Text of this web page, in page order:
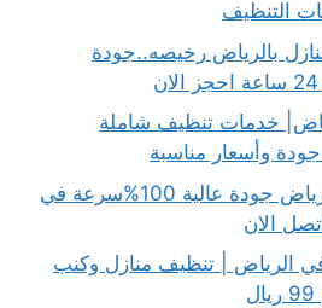
بالرياض رخيصه..جودة
خدمات تنظيف شاملة
وأسعار مناسبة
شركة تنظيف العليا الرياض جودة عالية 100%سرعة في
الان
الرياض | تنظيف منازل وكنب